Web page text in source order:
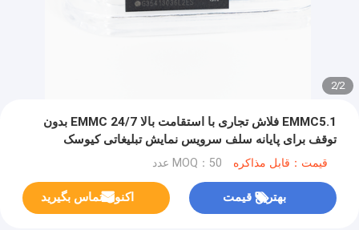
2
/
2
EMMC5.1 فلاش تجاری با استقامت بالا EMMC 24/7 بدون
توقف برای پایانه سلف سرویس نمایش تبلیغاتی کیوسک
قیمت：قابل مذاکره MOQ：50 عدد
بهترین قیمت اکنون تماس بگیرید